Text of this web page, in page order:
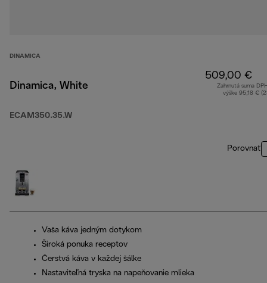
DINAMICA
Dinamica, White
ECAM350.35.W
509,00 €
Zahrnutá suma
výške 95,18 €
Porovnať
Vaša káva jedným dotykom
Široká ponuka receptov
Čerstvá káva v každej šálke
Nastaviteľná tryska na napeňovanie mlieka